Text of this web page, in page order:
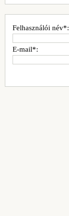
Felhasználói név*:
E-mail*: